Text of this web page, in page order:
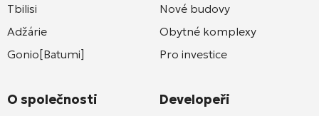
Tbilisi
Adžárie
Gonio[Batumi]
O společnosti
Nové budovy
Obytné komplexy
Pro investice
Developeři